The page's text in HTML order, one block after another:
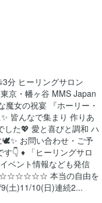
分 ヒーリングサロン
京・幡ヶ谷 MMS Japan
女の祝宴 『ホーリー・
皆んなで集まり 作りあ
した💖 愛と喜びと調和 ハ
🕊️✨ お問い合わせ・ご予
👇 ♦️ 「ヒーリングサロ
ベント情報なども発信
本当の自由を
土)11/10(日)連続2...